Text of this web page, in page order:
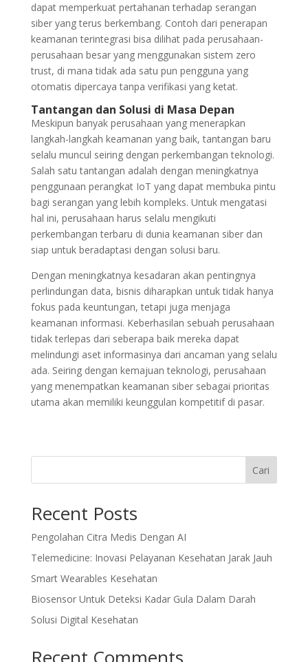
dapat memperkuat pertahanan terhadap serangan
siber yang terus berkembang. Contoh dari penerapan
keamanan terintegrasi bisa dilihat pada perusahaan-
perusahaan besar yang menggunakan sistem zero
trust, di mana tidak ada satu pun pengguna yang
otomatis dipercaya tanpa verifikasi yang ketat.
Tantangan dan Solusi di Masa Depan
Meskipun banyak perusahaan yang menerapkan
langkah-langkah keamanan yang baik, tantangan baru
selalu muncul seiring dengan perkembangan teknologi.
Salah satu tantangan adalah dengan meningkatnya
penggunaan perangkat IoT yang dapat membuka pintu
bagi serangan yang lebih kompleks. Untuk mengatasi
hal ini, perusahaan harus selalu mengikuti
perkembangan terbaru di dunia keamanan siber dan
siap untuk beradaptasi dengan solusi baru.
Dengan meningkatnya kesadaran akan pentingnya
perlindungan data, bisnis diharapkan untuk tidak hanya
fokus pada keuntungan, tetapi juga menjaga
keamanan informasi. Keberhasilan sebuah perusahaan
tidak terlepas dari seberapa baik mereka dapat
melindungi aset informasinya dari ancaman yang selalu
ada. Seiring dengan kemajuan teknologi, perusahaan
yang menempatkan keamanan siber sebagai prioritas
utama akan memiliki keunggulan kompetitif di pasar.
Cari
Recent Posts
Pengolahan Citra Medis Dengan AI
Telemedicine: Inovasi Pelayanan Kesehatan Jarak Jauh
Smart Wearables Kesehatan
Biosensor Untuk Deteksi Kadar Gula Dalam Darah
Solusi Digital Kesehatan